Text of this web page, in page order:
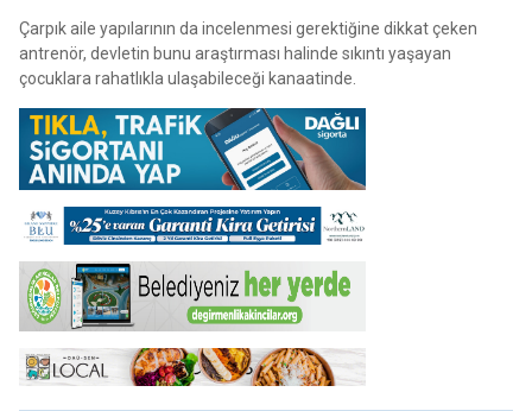
Çarpık aile yapılarının da incelenmesi gerektiğine dikkat çeken
antrenör, devletin bunu araştırması halinde sıkıntı yaşayan
çocuklara rahatlıkla ulaşabileceği kanaatinde.